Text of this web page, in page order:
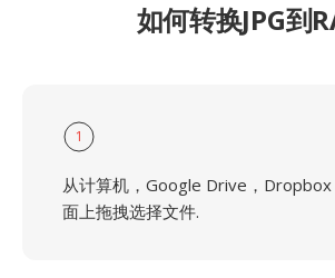
如何转换JPG到
1
从计算机，Google Drive，Dropbox
面上拖拽选择文件.